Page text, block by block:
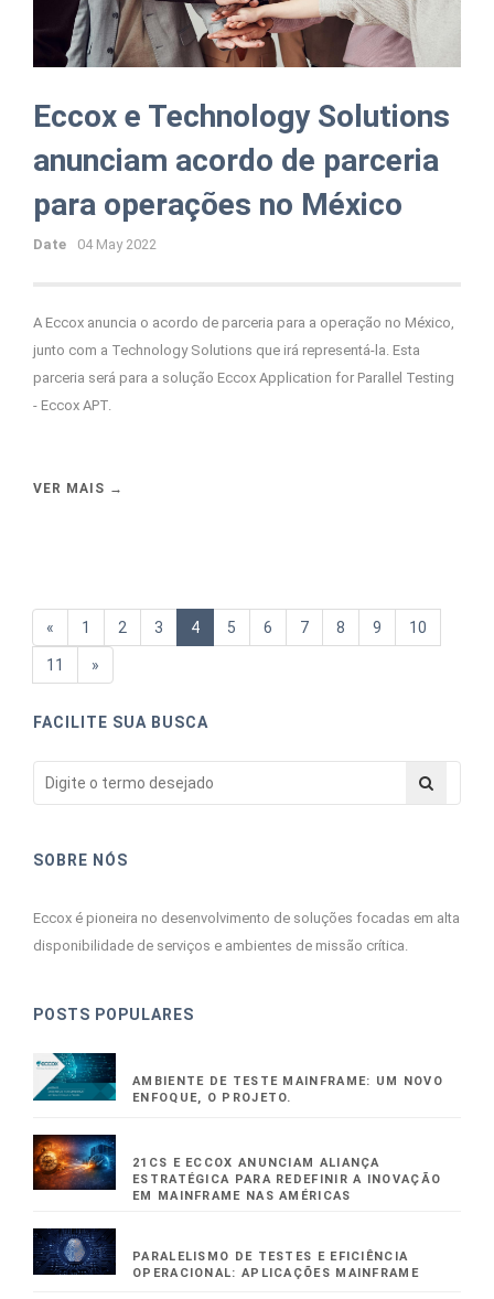
Eccox e Technology Solutions
anunciam acordo de parceria
para operações no México
Date 04 May 2022
A Eccox anuncia o acordo de parceria para a operação no México,
junto com a Technology Solutions que irá representá-la. Esta
parceria será para a solução Eccox Application for Parallel Testing
- Eccox APT.
VER MAIS →
« 1 2 3 4 5 6 7 8 9 10
11 »
FACILITE SUA BUSCA
SOBRE NÓS
Eccox é pioneira no desenvolvimento de soluções focadas em alta
disponibilidade de serviços e ambientes de missão crítica.
POSTS POPULARES
AMBIENTE DE TESTE MAINFRAME: UM NOVO
ENFOQUE, O PROJETO.
21CS E ECCOX ANUNCIAM ALIANÇA
ESTRATÉGICA PARA REDEFINIR A INOVAÇÃO
EM MAINFRAME NAS AMÉRICAS
PARALELISMO DE TESTES E EFICIÊNCIA
OPERACIONAL: APLICAÇÕES MAINFRAME